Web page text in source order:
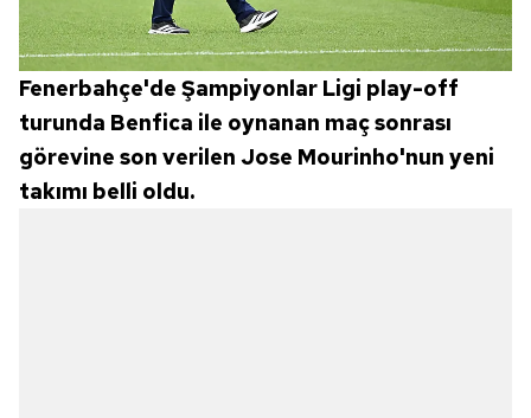
Fenerbahçe'de Şampiyonlar Ligi play-off
turunda Benfica ile oynanan maç sonrası
görevine son verilen Jose Mourinho'nun yeni
takımı belli oldu.